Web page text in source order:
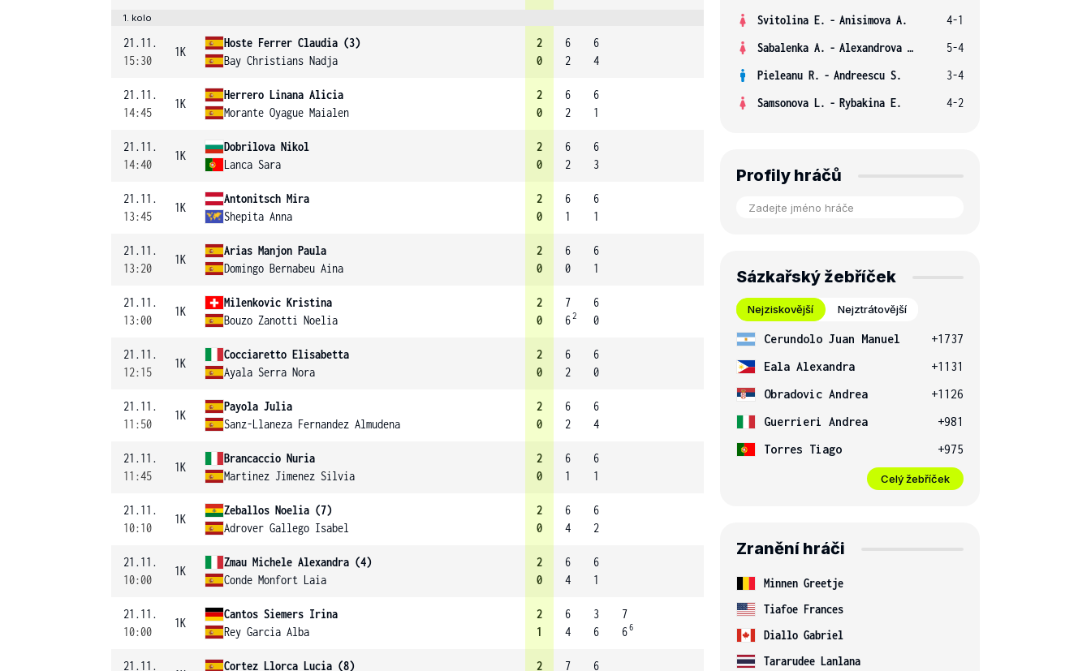
1. kolo
21.11.
15:30
1K
Hoste Ferrer Claudia (3)
Bay Christians Nadja
2
0
6
2
6
4
21.11.
14:45
1K
Herrero Linana Alicia
Morante Oyague Maialen
2
0
6
2
6
1
21.11.
14:40
1K
Dobrilova Nikol
Lanca Sara
2
0
6
2
6
3
21.11.
13:45
1K
Antonitsch Mira
Shepita Anna
2
0
6
1
6
1
21.11.
13:20
1K
Arias Manjon Paula
Domingo Bernabeu Aina
2
0
6
0
6
1
21.11.
13:00
1K
Milenkovic Kristina
Bouzo Zanotti Noelia
2
0
7
62
6
0
21.11.
12:15
1K
Cocciaretto Elisabetta
Ayala Serra Nora
2
0
6
2
6
0
21.11.
11:50
1K
Payola Julia
Sanz-Llaneza Fernandez Almudena
2
0
6
2
6
4
21.11.
11:45
1K
Brancaccio Nuria
Martinez Jimenez Silvia
2
0
6
1
6
1
21.11.
10:10
1K
Zeballos Noelia (7)
Adrover Gallego Isabel
2
0
6
4
6
2
21.11.
10:00
1K
Zmau Michele Alexandra (4)
Conde Monfort Laia
2
0
6
4
6
1
21.11.
10:00
1K
Cantos Siemers Irina
Rey Garcia Alba
2
1
6
4
3
6
7
66
21.11. Cortez Llorca Lucia (8) 2 7 6
Svitolina E. - Anisimova A.
4-1
Sabalenka A. - Alexandrova E.
5-4
Pieleanu R. - Andreescu S.
3-4
Samsonova L. - Rybakina E. 4-2
Profily hráčů
Sázkařský žebříček
Nejziskovější Nejztrátovější
Cerundolo Juan Manuel
+1737
Eala Alexandra
+1131
Obradovic Andrea
+1126
Guerrieri Andrea
+981
Torres Tiago
+975
Celý žebříček
Zranění hráči
Minnen Greetje
Tiafoe Frances
Diallo Gabriel
Tararudee Lanlana